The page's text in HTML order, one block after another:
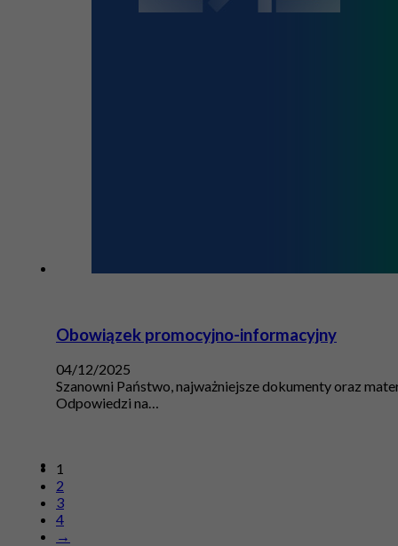
Obowiązek promocyjno-informacyjny
04/12/2025
Szanowni Państwo, najważniejsze dokumenty oraz
Odpowiedzi na…
1
2
3
4
→